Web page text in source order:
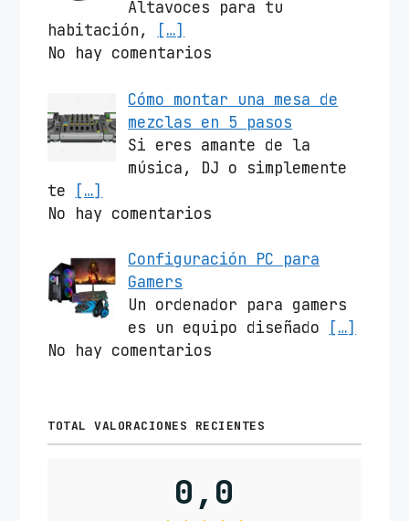
Altavoces para tu
habitación,
[…]
No hay comentarios
Cómo montar una mesa de
mezclas en 5 pasos
Si eres amante de la
música, DJ o simplemente
te
[…]
No hay comentarios
Configuración PC para
Gamers
Un ordenador para gamers
es un equipo diseñado
[…]
No hay comentarios
TOTAL VALORACIONES RECIENTES
0,0